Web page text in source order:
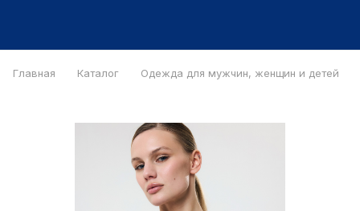
Главная Каталог Одежда для мужчин, женщин и детей